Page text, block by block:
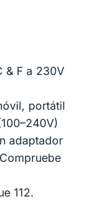
& F a 230V
portátil
adaptador
112.